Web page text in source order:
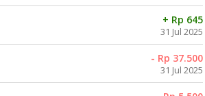
+ Rp 645
31 Jul 2025
- Rp 37.500
31 Jul 2025